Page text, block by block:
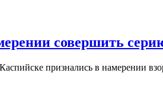
совершить
признались в намерении